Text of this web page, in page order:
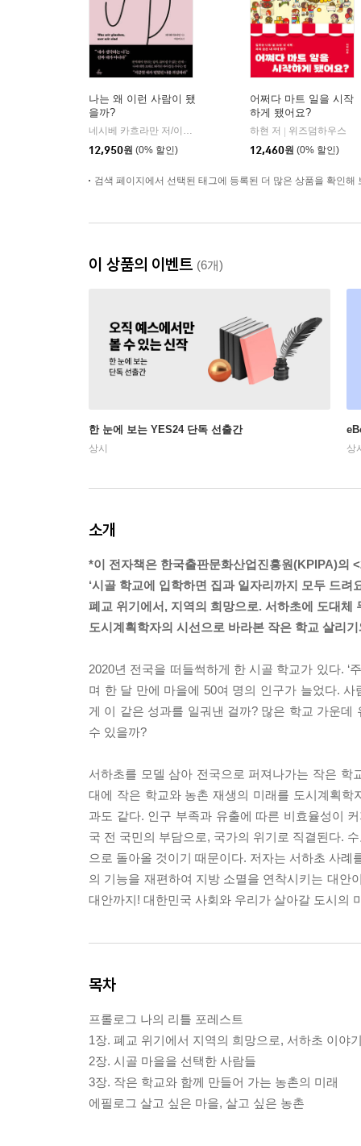
나는 왜 이런 사람이 됐
을까?
추수밭
12,950원 (0% 할인)
어쩌다 마트 일을 시작
하게 됐어요?
하현 저 | 위즈덤하우스
12,460원 (0% 할인)
검색 페이지에서 선택된 태그에 등록된 더 많은 상품을 확인해
이 상품의 이벤트 (6개)
한 눈에 보는 YES24 단독 선출간
상시 상
소개
*이 전자책은 한국출판문화산업진흥원(KPIPA)의
‘시골 학교에 입학하면 집과 일자리까지 모두 드려
폐교 위기에서, 지역의 희망으로. 서하초에 도대체
도시계획학자의 시선으로 바라본 작은 학교 살리
2020년 전국을 떠들썩하게 한 시골 학교가 있다. ‘
며 한 달 만에 마을에 50여 명의 인구가 늘었다.
게 이 같은 성과를 일궈낸 걸까? 많은 학교 가운
수 있을까?
서하초를 모델 삼아 전국으로 퍼져나가는 작은
대에 작은 학교와 농촌 재생의 미래를 도시계획
과도 같다. 인구 부족과 유출에 따른 비효율성이
국 전 국민의 부담으로, 국가의 위기로 직결된다.
으로 돌아올 것이기 때문이다. 저자는 서하초 사
의 기능을 재편하여 지방 소멸을 연착시키는 대안
대안까지! 대한민국 사회와 우리가 살아갈 도시의
목차
프롤로그 나의 리틀 포레스트
1장. 폐교 위기에서 지역의 희망으로, 서하초 이야
2장. 시골 마을을 선택한 사람들
3장. 작은 학교와 함께 만들어 가는 농촌의 미래
에필로그 살고 싶은 마을, 살고 싶은 농촌